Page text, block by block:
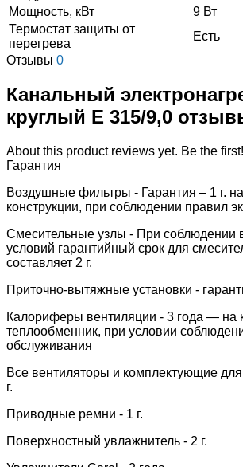
Мощность, кВт
9 Вт
Термостат защиты от
перегрева
Есть
Отзывы 0
Канальный
круглый Е 315/9,0
About this product reviews yet. Be the first!
Гарантия
Воздушные фильтры - Гарантия – 1 г.
конструкции, при соблюдении правил
Смесительные узлы - При соблюдении
условий гарантийный срок для
составляет 2 г.
Приточно-вытяжные установки -
Калориферы вентиляции - 3 года — на
теплообменник, при условии
обслуживания
Все вентиляторы и комплектующие
г.
Приводные ремни - 1 г.
Поверхностный увлажнитель - 2 г.